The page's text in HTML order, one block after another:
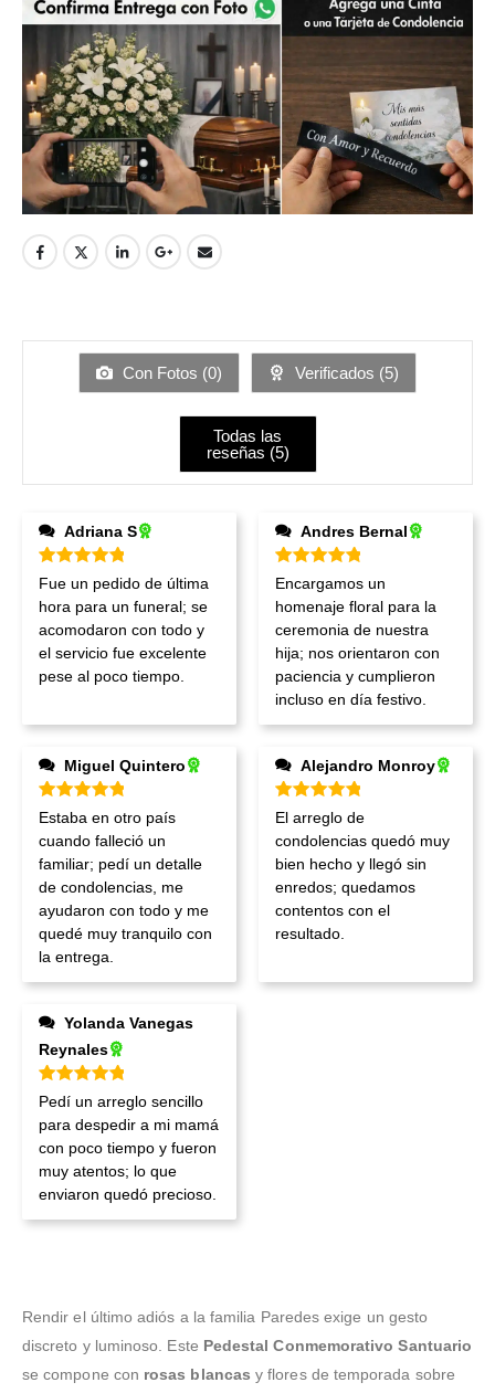
Con Fotos (0) Verificados (5)
Todas las
reseñas (5)
Adriana S
Valorado en de 5
Fue un pedido de última
hora para un funeral; se
acomodaron con todo y
el servicio fue excelente
pese al poco tiempo.
Andres Bernal
Valorado en
Encargamos un
homenaje floral para la
ceremonia de nuestra
hija; nos orientaron con
paciencia y cumplieron
incluso en día festivo.
Miguel Quintero
Valorado en de 5
Estaba en otro país
cuando falleció un
familiar; pedí un detalle
de condolencias, me
ayudaron con todo y me
quedé muy tranquilo con
la entrega.
Alejandro Monroy
Valorado en
El arreglo de
condolencias quedó muy
bien hecho y llegó sin
enredos; quedamos
contentos con el
resultado.
Reynales
Valorado en5
Pedí un arreglo sencillo
para despedir a mi mamá
con poco tiempo y fueron
muy atentos; lo que
enviaron quedó precioso.
Rendir el último adiós a la familia Paredes exige un gesto
discreto y luminoso. Este Pedestal Conmemorativo Santuario
se compone con rosas blancas y flores de temporada sobre